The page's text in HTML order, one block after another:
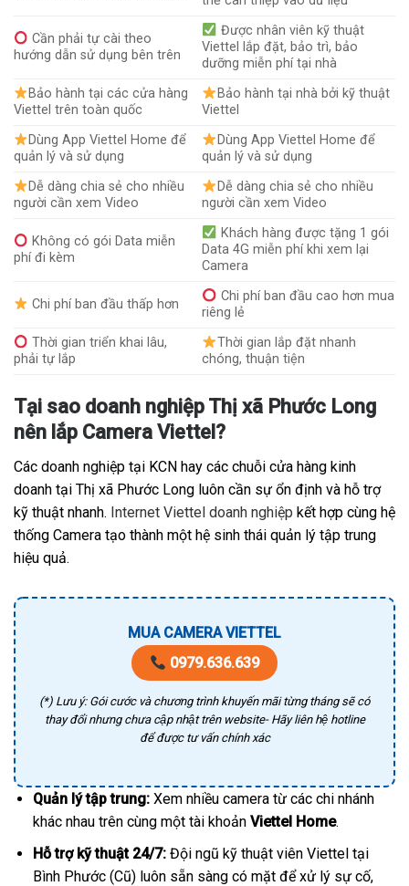
Cần phải tự cài theo
hướng dẫn sử dụng bên trên
Được nhân viên kỹ thuật
Viettel lắp đặt, bảo trì, bảo
dưỡng miễn phí tại nhà
Bảo hành tại các cửa hàng
Viettel trên toàn quốc
Bảo hành tại nhà bởi kỹ thuật
Viettel
Dùng App Viettel Home để
quản lý và sử dụng
Dùng App Viettel Home để
quản lý và sử dụng
Dễ dàng chia sẻ cho nhiều
người cần xem Video
Dễ dàng chia sẻ cho nhiều
người cần xem Video
Không có gói Data miễn
phí đi kèm
Khách hàng được tặng 1 gói
Data 4G miễn phí khi xem lại
Camera
Chi phí ban đầu thấp hơn
Chi phí ban đầu cao hơn mua
riêng lẻ
Thời gian triển khai lâu,
phải tự lắp
Thời gian lắp đặt nhanh
chóng, thuận tiện
Tại sao doanh nghiệp Thị xã Phước Long
nên lắp Camera Viettel?
Các doanh nghiệp tại KCN hay các chuỗi cửa hàng kinh
doanh tại Thị xã Phước Long luôn cần sự ổn định và hỗ trợ
kỹ thuật nhanh. Internet Viettel doanh nghiệp kết hợp cùng hệ
thống Camera tạo thành một hệ sinh thái quản lý tập trung
hiệu quả.
MUA CAMERA VIETTEL
0979.636.639
(*) Lưu ý: Gói cước và chương trình khuyến mãi từng tháng sẽ có
thay đổi nhưng chưa cập nhật trên website- Hãy liên hệ hotline
để được tư vấn chính xác
Quản lý tập trung:Xem nhiều camera từ các chi nhánh
khác nhau trên cùng một tài khoản Viettel Home.
Hỗ trợ kỹ thuật 24/7:Đội ngũ kỹ thuật viên Viettel tại
Bình Phước (Cũ) luôn sẵn sàng có mặt để xử lý sự cố,